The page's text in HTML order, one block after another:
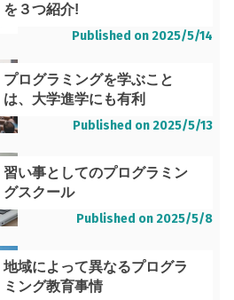
を３つ紹介!
Published on 2025/5/14
プログラミングを学ぶこと
は、大学進学にも有利
Published on 2025/5/13
習い事としてのプログラミン
グスクール
Published on 2025/5/8
地域によって異なるプログラ
ミング教育事情